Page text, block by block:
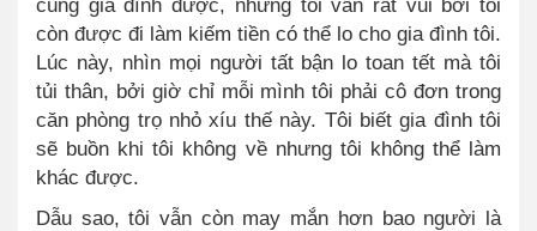
còn được đi làm kiếm tiền có thể lo cho gia đình tôi.
Lúc này, nhìn mọi người tất bận lo toan tết mà tôi
tủi thân, bởi giờ chỉ mỗi mình tôi phải cô đơn trong
căn phòng trọ nhỏ xíu thế này. Tôi biết gia đình tôi
sẽ buồn khi tôi không về nhưng tôi không thể làm
khác được.
Dẫu sao, tôi vẫn còn may mắn hơn bao người là